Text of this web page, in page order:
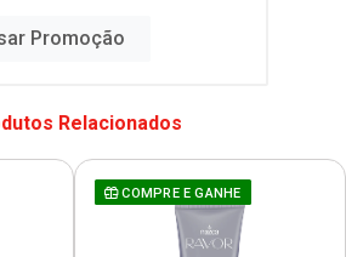
Promoção
Relacionados
COMPRE E GANHE